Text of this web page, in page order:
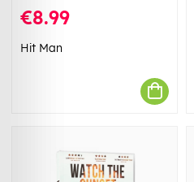
€8.99
Hit Man